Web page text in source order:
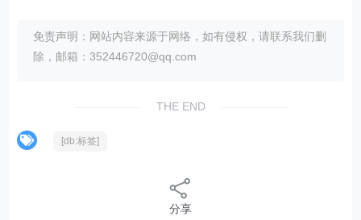
免责声明：网站内容来源于网络，如有侵权，请联系我们删
除，邮箱：352446720@qq.com
THE END
[db:标签]
分享